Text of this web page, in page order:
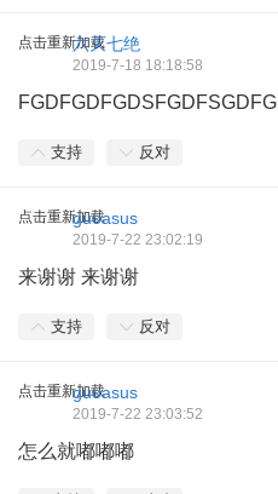
点击重新加载六灭七绝
2019-7-18 18:18:58
FGDFGDFGDSFGDFSGDFG
支持 反对
点击重新加载guoasus
2019-7-22 23:02:19
来谢谢 来谢谢
支持 反对
点击重新加载guoasus
2019-7-22 23:03:52
怎么就嘟嘟嘟